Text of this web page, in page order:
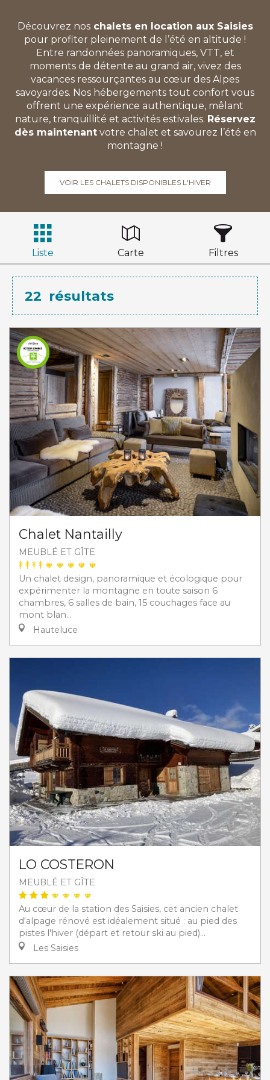
Découvrez noschalets en location aux Saisies
pour profiter pleinement de l’été en altitude !
Entre randonnées panoramiques, VTT, et
moments de détente au grand air, vivez des
vacances ressourçantes au cœur des Alpes
savoyardes. Nos hébergements tout confort vous
offrent une expérience authentique, mêlant
nature, tranquillité et activités estivales. Réservez
dès maintenantvotre chalet et savourez l’été en
montagne !
VOIR LES CHALETS DISPONIBLES L'HIVER
Liste Carte Filtres
22 résultats
Chalet Nantailly
MEUBLÉ ET GÎTE
Un chalet design, panoramique et écologique pour
expérimenter la montagne en toute saison 6
chambres, 6 salles de bain, 15 couchages face au
mont blan...
Hauteluce
LO COSTERON
MEUBLÉ ET GÎTE
Au cœur de la station des Saisies, cet ancien chalet
d'alpage rénové est idéalement situé : au pied des
pistes l'hiver (départ et retour ski au pied)...
Les Saisies